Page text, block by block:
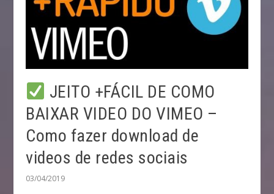
JEITO +FÁCIL DE COMO
BAIXAR VIDEO DO VIMEO –
Como fazer download de
videos de redes sociais
03/04/2019